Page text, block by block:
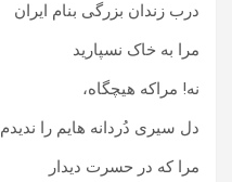
درب زندان بزرگی بنام ایران
مرا به خاک نسپارید
نه! مراکه هیچگاه،
دل سیری دُردانه هایم را ندیدم
مرا که در حسرت دیدار